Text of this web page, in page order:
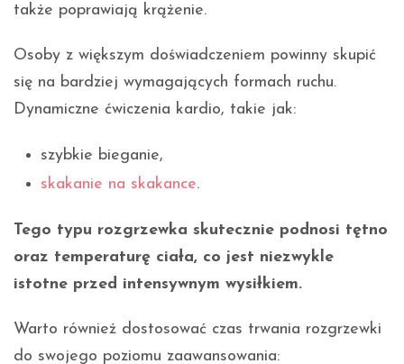
także poprawiają krążenie.
Osoby z większym doświadczeniem powinny skupić
się na bardziej wymagających formach ruchu.
Dynamiczne ćwiczenia kardio, takie jak:
szybkie bieganie,
skakanie na skakance.
Tego typu rozgrzewka skutecznie podnosi tętno
oraz temperaturę ciała, co jest niezwykle
istotne przed intensywnym wysiłkiem.
Warto również dostosować czas trwania rozgrzewki
do swojego poziomu zaawansowania: